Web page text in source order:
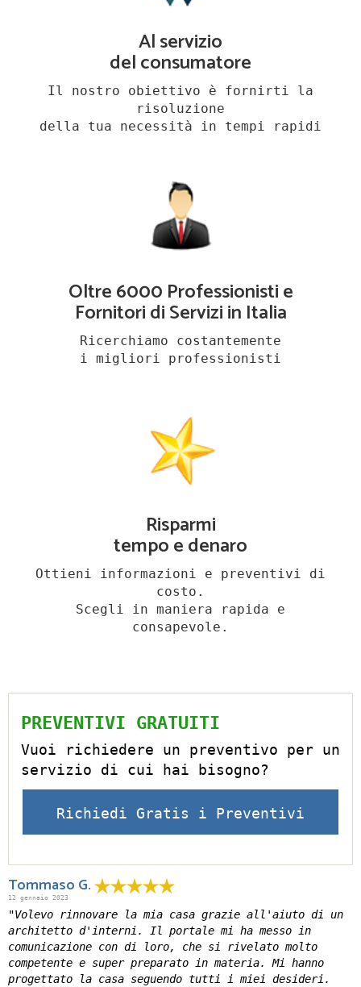
Al servizio
del consumatore
Il nostro obiettivo è fornirti la
risoluzione
della tua necessità in tempi rapidi
Oltre 6000 Professionisti e
Fornitori di Servizi in Italia
Ricerchiamo costantemente
i migliori professionisti
Risparmi
tempo e denaro
Ottieni informazioni e preventivi di
costo.
Scegli in maniera rapida e
consapevole.
PREVENTIVI GRATUITI
Vuoi richiedere un preventivo per un
servizio di cui hai bisogno?
Richiedi Gratis i Preventivi
Tommaso G.
12 gennaio 2023
"Volevo rinnovare la mia casa grazie all'aiuto di un
architetto d'interni. Il portale mi ha messo in
comunicazione con di loro, che si rivelato molto
competente e super preparato in materia. Mi hanno
progettato la casa seguendo tutti i miei desideri.